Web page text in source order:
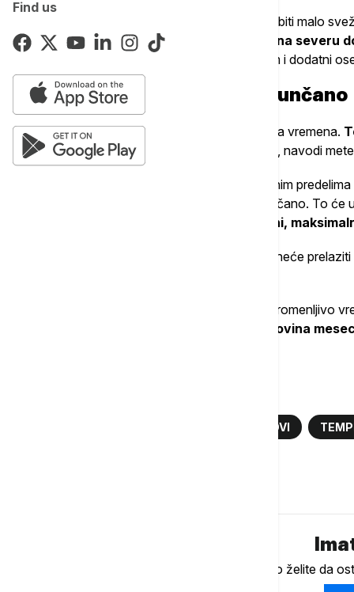
Find us
Zbog više oblaka i jačanje vetra vreme će biti malo
temperatura će se kretati od
24 stepena na severu
pojačan severozapadni vetar doneće nam i dodatni
Do kraja nedelje mirno i sunčano
"Od sutra nam stiže postepena stabilizacija vremena.
pretežno sunčano, mirno i sve toplije
", navodi
U drugoj polovini nedelje u zapadnim i južnim
severu i istoku ostaje potpuno vedro i sunčano. To će
sveža sa temperaturom oko 15 stepeni,
Do kraja radne nedelje živa u termometru neće
Prognostički modeli do 15. jula najavljuju promenljivo
polovina
PLJUSKOVI
Ukoliko želite da